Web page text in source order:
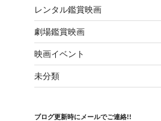
レンタル鑑賞映画
劇場鑑賞映画
映画イベント
未分類
ブログ更新時にメールでご連絡!!